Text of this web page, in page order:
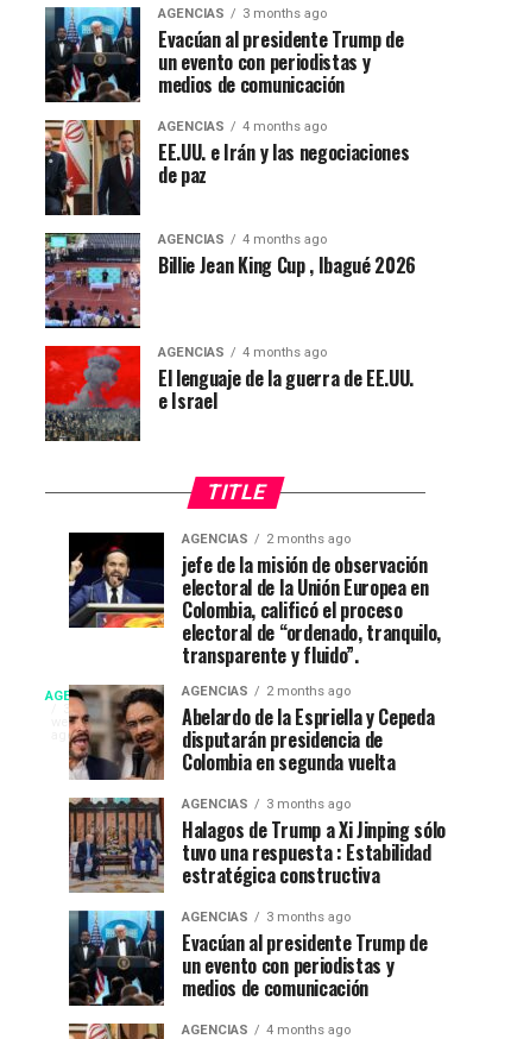
AGENCIAS 3 months ago
Evacúan al presidente Trump de
un evento con periodistas y
medios de comunicación
AGENCIAS 4 months ago
EE.UU. e Irán y las negociaciones
de paz
AGENCIAS 4 months ago
Billie Jean King Cup , Ibagué 2026
AGENCIAS 4 months ago
El lenguaje de la guerra de EE.UU.
e Israel
TITLE
AGENCIAS
3
weeks
ago
Campeonato
internacional
de
natación
en
Ibagué
NEW
YORK
DEPORTES|
Por
Gustavo
Lugo
Ibagué
Ibagué
AGENCIAS
4
weeks
ago
“Mi
casa
está
fiesta”
en
52
festival
del
folclor
colombiano
AGENCIAS
1
month
ago
CNE
declara
Espriella
nuevo
presidente
Colombia
2026-
2030
AGENCIAS 2 months ago
jefe de la misión de observación
electoral de la Unión Europea en
Colombia, calificó el proceso
electoral de “ordenado, tranquilo,
transparente y fluido”.
AGENCIAS 2 months ago
Abelardo de la Espriella y Cepeda
disputarán presidencia de
Colombia en segunda vuelta
AGENCIAS 3 months ago
Halagos de Trump a Xi Jinping sólo
tuvo una respuesta : Estabilidad
estratégica constructiva
AGENCIAS 3 months ago
Evacúan al presidente Trump de
un evento con periodistas y
medios de comunicación
AGENCIAS 4 months ago